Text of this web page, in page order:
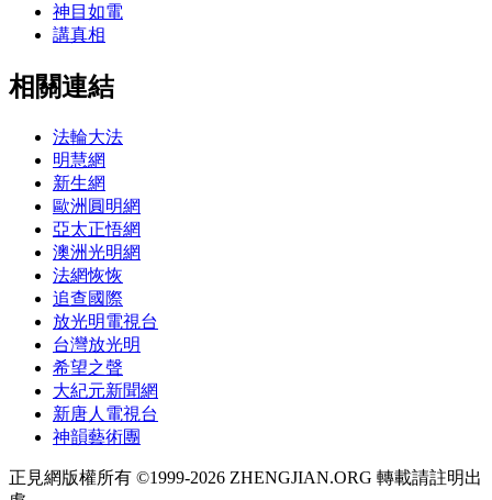
神目如電
講真相
相關連結
法輪大法
明慧網
新生網
歐洲圓明網
亞太正悟網
澳洲光明網
法網恢恢
追查國際
放光明電視台
台灣放光明
希望之聲
大紀元新聞網
新唐人電視台
神韻藝術團
正見網版權所有 ©1999-2026 ZHENGJIAN.ORG 轉載請註明出